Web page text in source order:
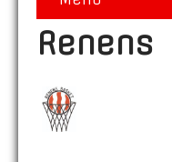
Renens